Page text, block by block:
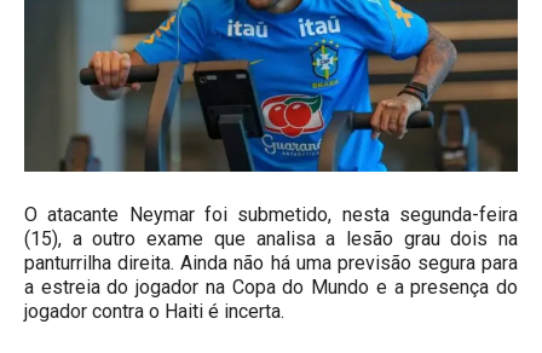
O atacante Neymar foi submetido, nesta segunda-feira
(15), a outro exame que analisa a lesão grau dois na
panturrilha direita. Ainda não há uma previsão segura para
a estreia do jogador na Copa do Mundo e a presença do
jogador contra o Haiti é incerta.